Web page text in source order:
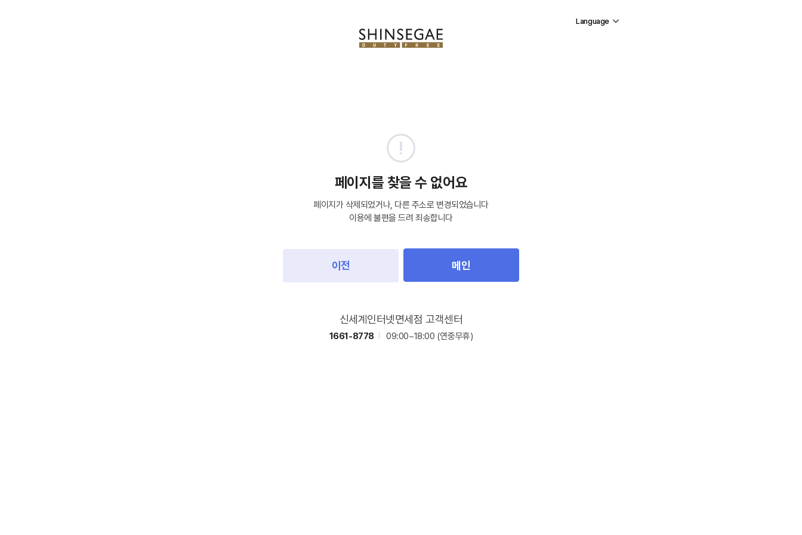
Language
페이지를 찾을 수 없어요
페이지가 삭제되었거나, 다른 주소로 변경되었습니다
이용에 불편을 드려 죄송합니다
이전 메인
신세계인터넷면세점 고객센터
1661-8778 09:00~18:00 (연중무휴)